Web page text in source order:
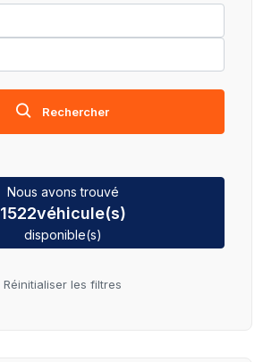
Rechercher
Nous avons trouvé
1522véhicule(s)
disponible(s)
Réinitialiser les filtres